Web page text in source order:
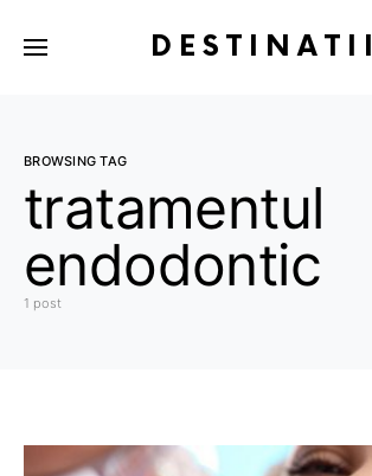
DESTINATII
BROWSING TAG
tratamentul
endodontic
1 post